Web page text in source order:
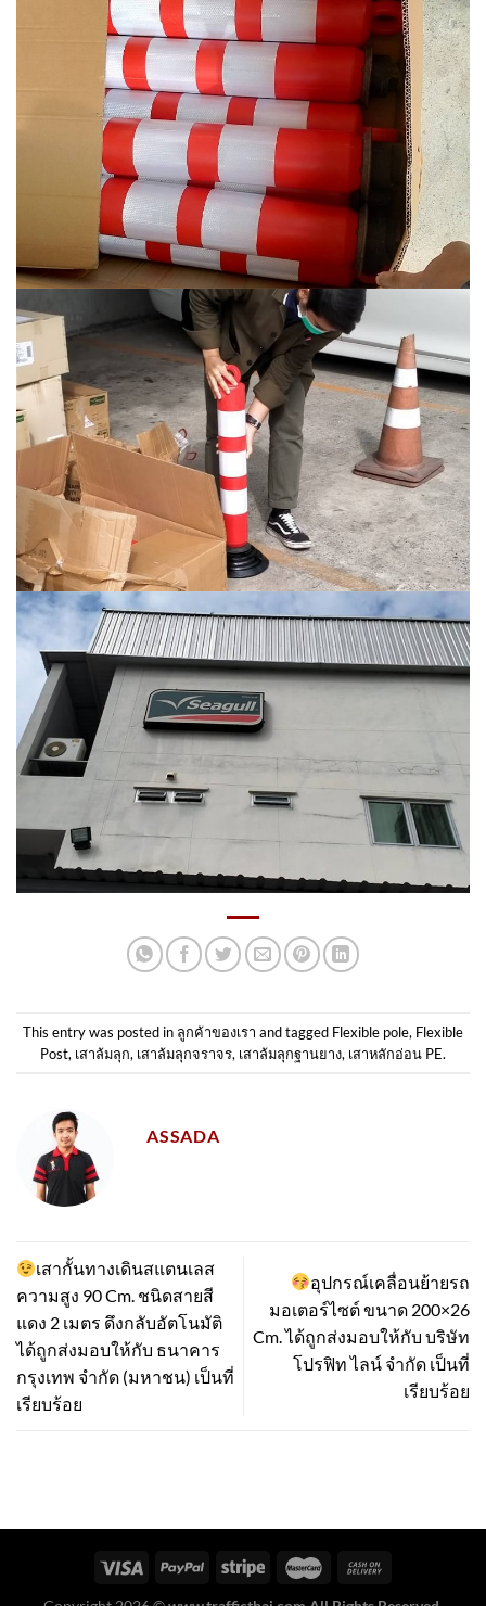
This entry was posted in ลูกค้าของเรา and tagged Flexible pole, Flexible
Post, เสาล้มลุก, เสาล้มลุกจราจร, เสาล้มลุกฐานยาง, เสาหลักอ่อน PE.
ASSADA
เสากั้นทางเดินสแตนเลส
ความสูง 90 Cm. ชนิดสายสี
แดง 2 เมตร ดึงกลับอัตโนมัติ
ได้ถูกส่งมอบให้กับ ธนาคาร
กรุงเทพ จำกัด (มหาชน) เป็นที่
เรียบร้อย
อุปกรณ์เคลื่อนย้ายรถ
มอเตอร์ไซต์ ขนาด 200×26
Cm. ได้ถูกส่งมอบให้กับ บริษัท
โปรฟิท ไลน์ จำกัด เป็นที่
เรียบร้อย